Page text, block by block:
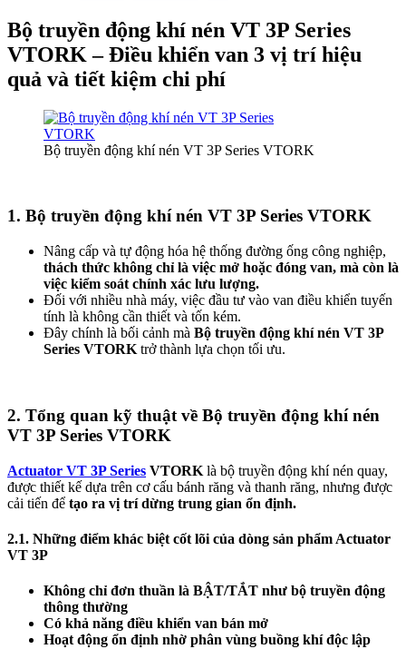
Bộ truyền động khí nén VT 3P Series
VTORK – Điều khiển van 3 vị trí hiệu
quả và tiết kiệm chi phí
Bộ truyền động khí nén VT 3P Series VTORK
1. Bộ truyền động khí nén VT 3P Series VTORK
Nâng cấp và tự động hóa hệ thống đường ống công nghiệp,
thách thức không chỉ là việc mở hoặc đóng van, mà còn là
việc kiểm soát chính xác lưu lượng.
Đối với nhiều nhà máy, việc đầu tư vào van điều khiển tuyến
tính là không cần thiết và tốn kém.
Đây chính là bối cảnh mà Bộ truyền động khí nén VT 3P
Series VTORK trở thành lựa chọn tối ưu.
2. Tổng quan kỹ thuật về Bộ truyền động khí nén
VT 3P Series VTORK
Actuator VT 3P Series VTORK là bộ truyền động khí nén quay,
được thiết kế dựa trên cơ cấu bánh răng và thanh răng, nhưng được
cải tiến để tạo ra vị trí dừng trung gian ổn định.
2.1. Những điểm khác biệt cốt lõi của dòng sản phẩm Actuator
VT 3P
Không chỉ đơn thuần là BẬT/TẮT như bộ truyền động
thông thường
Có khả năng điều khiển van bán mở
Hoạt động ổn định nhờ phân vùng buồng khí độc lập